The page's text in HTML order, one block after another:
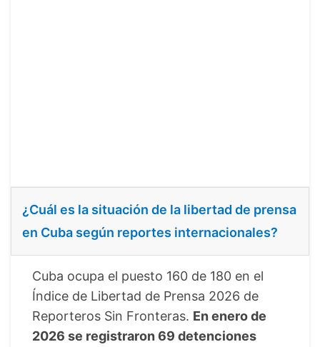
¿Cuál es la situación de la libertad de prensa
en Cuba según reportes internacionales?
Cuba ocupa el puesto 160 de 180 en el
Índice de Libertad de Prensa 2026 de
Reporteros Sin Fronteras. En enero de
2026 se registraron 69 detenciones